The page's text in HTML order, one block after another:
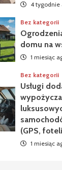
4 tygodnie
Bez kategorii
domu na
1 miesiąc
Bez kategorii
Usługi
(GPS,
1 miesiąc